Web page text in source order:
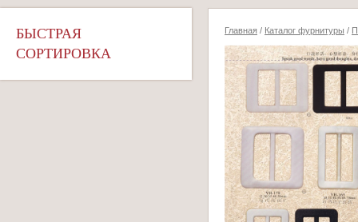
БЫСТРАЯ
СОРТИРОВКА
Главная / Каталог фурнитуры /